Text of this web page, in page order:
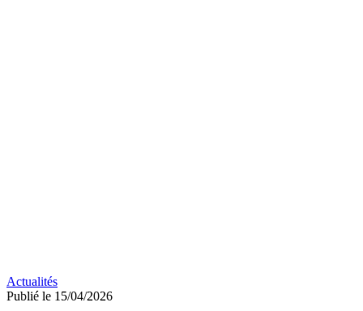
Actualités
Publié le 15/04/2026